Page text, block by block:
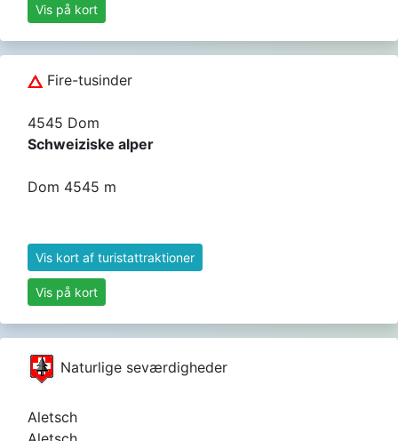
Vis på kort
Fire-tusinder
4545 Dom
Schweiziske alper
Dom 4545 m
Vis kort af turistattraktioner
Vis på kort
Naturlige seværdigheder
Aletsch